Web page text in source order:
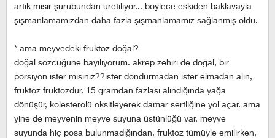
artık mısır şurubundan üretiliyor... böylece eskiden baklavayla
şişmanlamamızdan daha fazla şişmanlamamız sağlanmış oldu.
* ama meyvedeki fruktoz doğal?
doğal sözcüğüne bayılıyorum. akrep zehiri de doğal, bir
porsiyon ister misiniz??ister dondurmadan ister elmadan alın,
fruktoz fruktozdur. 15 gramdan fazlası alındığında yağa
dönüşür, kolesterolü oksitleyerek damar sertliğine yol açar. ama
yine de meyvenin meyve suyuna üstünlüğü var. meyve
suyunda hiç posa bulunmadığından, fruktoz tümüyle emilirken,